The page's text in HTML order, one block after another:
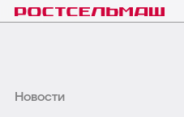
Новости